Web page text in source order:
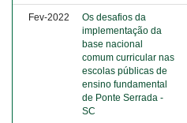
Fev-2022
Os desafios da
implementação da
base nacional
comum curricular nas
escolas públicas de
ensino fundamental
de Ponte Serrada -
SC